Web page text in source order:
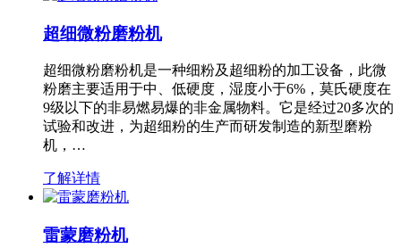
超细微粉磨粉机
超细微粉磨粉机是一种细粉及超细粉的加工设备，此微
粉磨主要适用于中、低硬度，湿度小于6%，莫氏硬度在
9级以下的非易燃易爆的非金属物料。它是经过20多次的
试验和改进，为超细粉的生产而研发制造的新型磨粉
机，…
了解详情
雷蒙磨粉机